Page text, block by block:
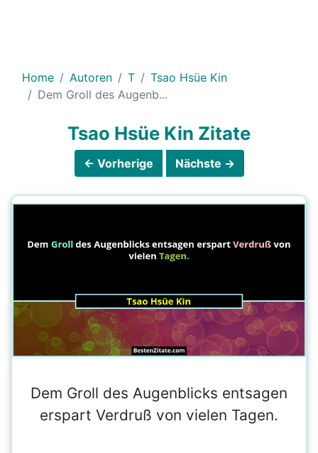
Home Autoren T
Tsao Hsüe Kin
Dem Groll des Augenb...
Tsao Hsüe Kin Zitate
← Vorherige Nächste →
Dem Groll des Augenblicks entsagen
erspart Verdruß von vielen Tagen.